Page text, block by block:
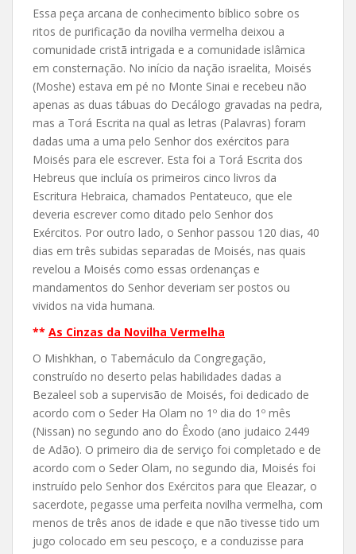
Essa peça arcana de conhecimento bíblico sobre os
ritos de purificação da novilha vermelha deixou a
comunidade cristã intrigada e a comunidade islâmica
em consternação. No início da nação israelita, Moisés
(Moshe) estava em pé no Monte Sinai e recebeu não
apenas as duas tábuas do Decálogo gravadas na pedra,
mas a Torá Escrita na qual as letras (Palavras) foram
dadas uma a uma pelo Senhor dos exércitos para
Moisés para ele escrever. Esta foi a Torá Escrita dos
Hebreus que incluía os primeiros cinco livros da
Escritura Hebraica, chamados Pentateuco, que ele
deveria escrever como ditado pelo Senhor dos
Exércitos. Por outro lado, o Senhor passou 120 dias, 40
dias em três subidas separadas de Moisés, nas quais
revelou a Moisés como essas ordenanças e
mandamentos do Senhor deveriam ser postos ou
vividos na vida humana.
** As Cinzas da Novilha Vermelha
O Mishkhan, o Tabernáculo da Congregação,
construído no deserto pelas habilidades dadas a
Bezaleel sob a supervisão de Moisés, foi dedicado de
acordo com o Seder Ha Olam no 1º dia do 1º mês
(Nissan) no segundo ano do Êxodo (ano judaico 2449
de Adão). O primeiro dia de serviço foi completado e de
acordo com o Seder Olam, no segundo dia, Moisés foi
instruído pelo Senhor dos Exércitos para que Eleazar, o
sacerdote, pegasse uma perfeita novilha vermelha, com
menos de três anos de idade e que não tivesse tido um
jugo colocado em seu pescoço, e a conduzisse para